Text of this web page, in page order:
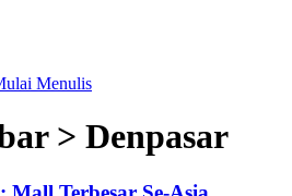
Menulis
> Denpasar